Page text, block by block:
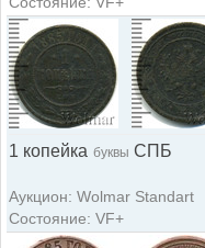
1 копейка буквы СПБ
Аукцион: Wolmar Standart
Состояние: VF+